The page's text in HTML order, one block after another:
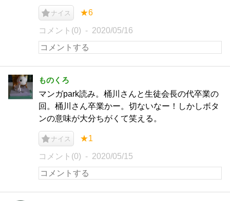
ナイス ★6
コメント(0) 2020/05/16
ものくろ
マンガpark読み。桶川さんと生徒会長の代卒業の
回。桶川さん卒業かー。切ないなー！しかしボタ
ンの意味が大分ちがくて笑える。
ナイス ★1
コメント(0) 2020/05/15